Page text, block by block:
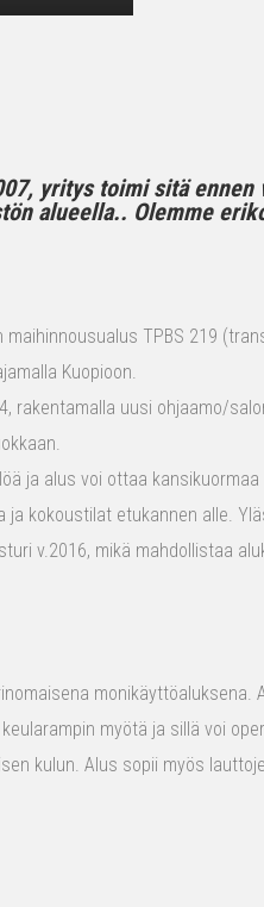
yritys toimi sitä
alueella.. Olemme
TPBS 219
Kuopioon.
rakentamalla uusi ohjaamo/
ja alus voi ottaa kansikuormaa
ja kokoustilat etukannen alle.
v.2016, mikä mahdollistaa
myötä ja sillä voi
kulun. Alus sopii myös